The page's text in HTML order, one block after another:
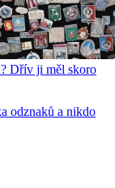
Dřív ji měl skoro
odznaků a nikdo